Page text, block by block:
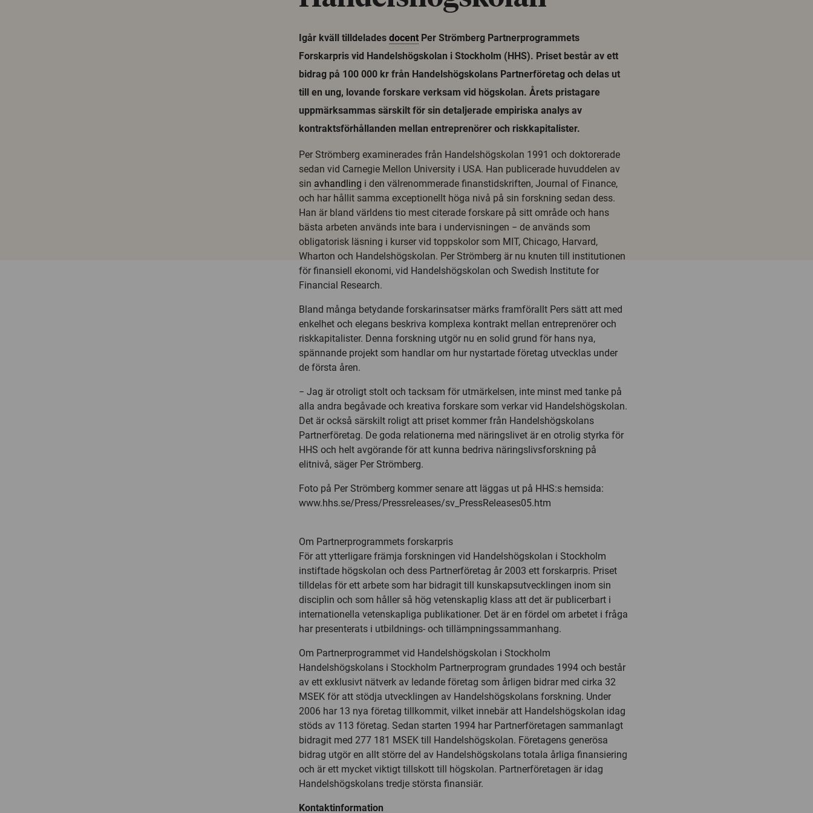
Igår kväll tilldelades docent Per Strömberg Partnerprogrammets
Forskarpris vid Handelshögskolan i Stockholm (HHS). Priset består av ett
bidrag på 100 000 kr från Handelshögskolans Partnerföretag och delas ut
till en ung, lovande forskare verksam vid högskolan. Årets pristagare
uppmärksammas särskilt för sin detaljerade empiriska analys av
kontraktsförhållanden mellan entreprenörer och riskkapitalister.
Per Strömberg examinerades från Handelshögskolan 1991 och doktorerade
sedan vid Carnegie Mellon University i USA. Han publicerade huvuddelen av
sin avhandling i den välrenommerade finanstidskriften, Journal of Finance,
och har hållit samma exceptionellt höga nivå på sin forskning sedan dess.
Han är bland världens tio mest citerade forskare på sitt område och hans
bästa arbeten används inte bara i undervisningen − de används som
obligatorisk läsning i kurser vid toppskolor som MIT, Chicago, Harvard,
Wharton och Handelshögskolan. Per Strömberg är nu knuten till institutionen
för finansiell ekonomi, vid Handelshögskolan och Swedish Institute for
Financial Research.
Bland många betydande forskarinsatser märks framförallt Pers sätt att med
enkelhet och elegans beskriva komplexa kontrakt mellan entreprenörer och
riskkapitalister. Denna forskning utgör nu en solid grund för hans nya,
spännande projekt som handlar om hur nystartade företag utvecklas under
de första åren.
− Jag är otroligt stolt och tacksam för utmärkelsen, inte minst med tanke på
alla andra begåvade och kreativa forskare som verkar vid Handelshögskolan.
Det är också särskilt roligt att priset kommer från Handelshögskolans
Partnerföretag. De goda relationerna med näringslivet är en otrolig styrka för
HHS och helt avgörande för att kunna bedriva näringslivsforskning på
elitnivå, säger Per Strömberg.
Foto på Per Strömberg kommer senare att läggas ut på HHS:s hemsida:
www.hhs.se/Press/Pressreleases/sv_PressReleases05.htm
Om Partnerprogrammets forskarpris
För att ytterligare främja forskningen vid Handelshögskolan i Stockholm
instiftade högskolan och dess Partnerföretag år 2003 ett forskarpris. Priset
tilldelas för ett arbete som har bidragit till kunskapsutvecklingen inom sin
disciplin och som håller så hög vetenskaplig klass att det är publicerbart i
internationella vetenskapliga publikationer. Det är en fördel om arbetet i fråga
har presenterats i utbildnings- och tillämpningssammanhang.
Om Partnerprogrammet vid Handelshögskolan i Stockholm
Handelshögskolans i Stockholm Partnerprogram grundades 1994 och består
av ett exklusivt nätverk av ledande företag som årligen bidrar med cirka 32
MSEK för att stödja utvecklingen av Handelshögskolans forskning. Under
2006 har 13 nya företag tillkommit, vilket innebär att Handelshögskolan idag
stöds av 113 företag. Sedan starten 1994 har Partnerföretagen sammanlagt
bidragit med 277 181 MSEK till Handelshögskolan. Företagens generösa
bidrag utgör en allt större del av Handelshögskolans totala årliga finansiering
och är ett mycket viktigt tillskott till högskolan. Partnerföretagen är idag
Handelshögskolans tredje största finansiär.
Kontaktinformation